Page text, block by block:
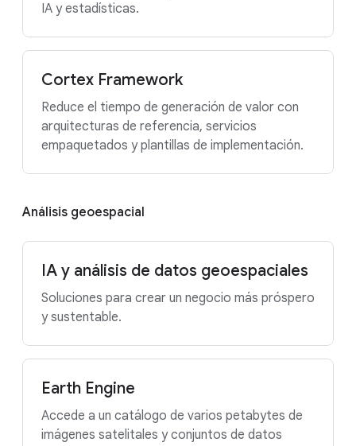
IA y estadísticas.
Cortex Framework
Reduce el tiempo de generación de valor con
arquitecturas de referencia, servicios
empaquetados y plantillas de implementación.
Análisis geoespacial
IA y análisis de datos geoespaciales
Soluciones para crear un negocio más próspero
y sustentable.
Earth Engine
Accede a un catálogo de varios petabytes de
imágenes satelitales y conjuntos de datos